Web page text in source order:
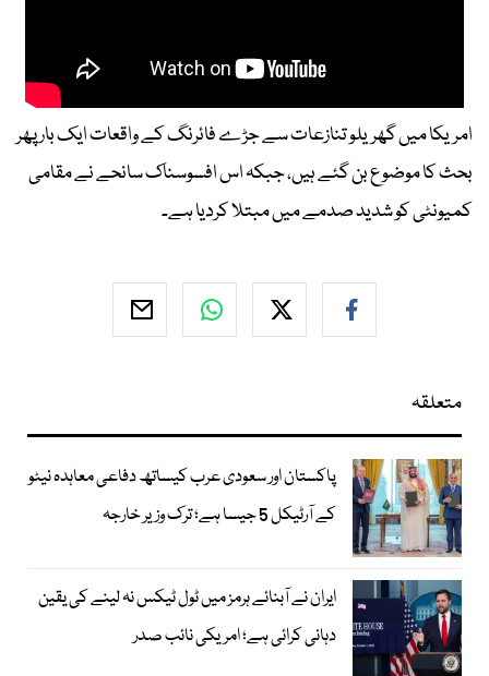
امریکا میں گھریلو تنازعات سے جڑے فائرنگ کے واقعات ایک بار پھر
بحث کا موضوع بن گئے ہیں، جبکہ اس افسوسناک سانحے نے مقامی
کمیونٹی کو شدید صدمے میں مبتلا کردیا ہے۔
متعلقہ
پاکستان اور سعودی عرب کیساتھ دفاعی معاہدہ نیٹو
کے آرٹیکل 5 جیسا ہے؛ ترک وزیر خارجہ
ایران نے آبنائے ہرمز میں ٹول ٹیکس نہ لینے کی یقین
دہانی کرائی ہے؛ امریکی نائب صدر